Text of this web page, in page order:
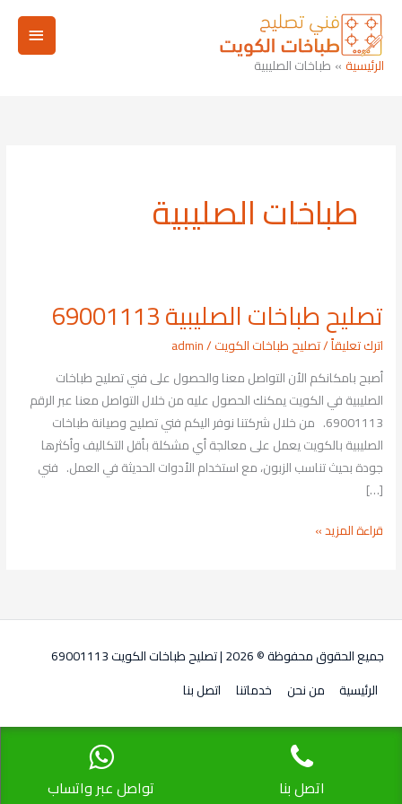
تخطي
المحتوى
الرئيسية طباخات الصليبية
طباخات الصليبية
تصليح طباخات الصليبية 69001113
اترك تعليقاً/تصليح طباخات الكويت/
admin
أصبح بامكانكم الأن التواصل معنا والحصول على فني تصليح طباخات
الصليبية في الكويت يمكنك الحصول عليه من خلال التواصل معنا عبر الرقم
69001113. من خلال شركتنا نوفر اليكم فني تصليح وصيانة طباخات
الصليبية بالكويت يعمل على معالجة أي مشكلة بأقل التكاليف وأكثرها
جودة بحيث تناسب الزبون، مع استخدام الأدوات الحديثة في العمل. فني
[…]
تصليح
طباخات
الصليبية
69001113
قراءة المزيد »
جميع الحقوق محفوظة © 2026 |
تصليح طباخات الكويت 69001113
الرئيسية
من نحن خدماتنا اتصل بنا
اتصل بنا تواصل عبر واتساب